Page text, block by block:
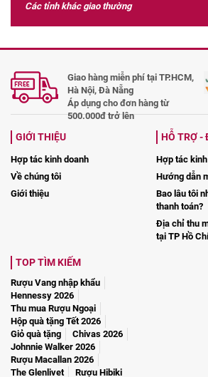
Các tỉnh khác giao thường
Giao hàng miễn phí tại TP.HCM,
Hà Nội, Đà Nẵng
Áp dụng cho đơn hàng từ
500.000đ trở lên
GIỚI THIỆU
Hợp tác kinh doanh
Về chúng tôi
Giới thiệu
HỖ TRỢ -
Hợp tác
Hướng dẫn
Bao lâu tôi
thanh toán?
Địa chỉ thu
tại TP Hồ
TOP TÌM KIẾM
Rượu Vang nhập khẩu
Hennessy 2026
Thu mua Rượu Ngoại
Hộp quà tặng Tết 2026
Giỏ quà tặng
Chivas 2026
Johnnie Walker 2026
Rượu Macallan 2026
The Glenlivet
Rượu Hibiki